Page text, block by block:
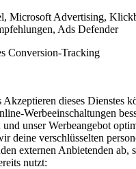
Microsoft Advertising,
Ads Defender
Conversion-Tracking
Akzeptieren dieses Dienstes
Werbeeinschaltungen
und unser Werbeangebot
deine verschlüsselten
externen Anbietenden ab,
nutzt: